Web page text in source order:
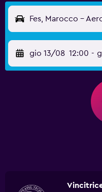
Fes, Marocco -
gio 13/08 12:00 -